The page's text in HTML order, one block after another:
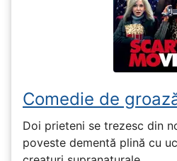
Comedie de
Doi prieteni se trezesc din
poveste dementă plină cu